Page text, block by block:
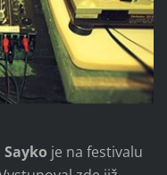
Sayko je na festivalu